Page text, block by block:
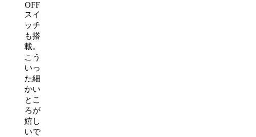
OFF
スイ
ッチ
も搭
載。
こう
いっ
た細
かい
とこ
ろが
嬉し
いで